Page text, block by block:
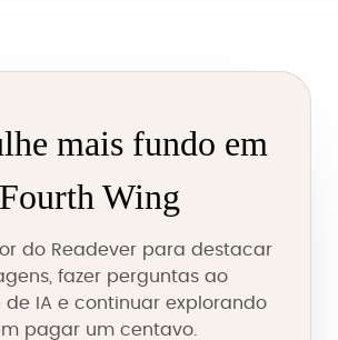
mais fundo em
Fourth Wing
do Readever para destacar
fazer perguntas ao
de IA e continuar explorando
pagar um centavo.